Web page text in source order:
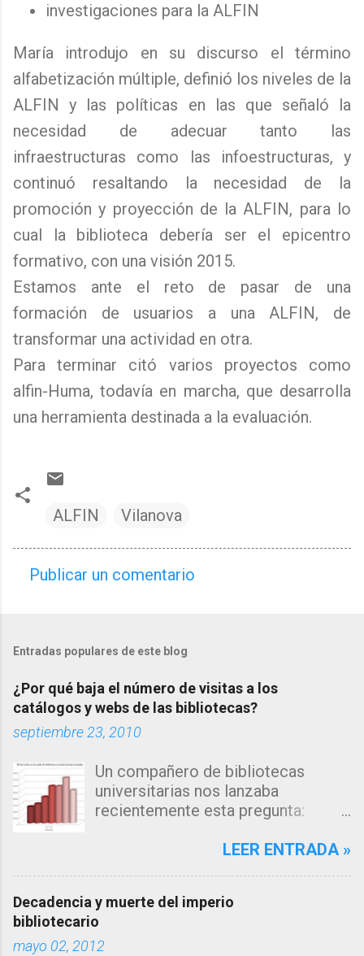
investigaciones para la ALFIN
María introdujo en su discurso el término
alfabetización múltiple, definió los niveles de la
ALFIN y las políticas en las que señaló la
necesidad de adecuar tanto las
infraestructuras como las infoestructuras, y
continuó resaltando la necesidad de la
promoción y proyección de la ALFIN, para lo
cual la biblioteca debería ser el epicentro
formativo, con una visión 2015.
Estamos ante el reto de pasar de una
formación de usuarios a una ALFIN, de
transformar una actividad en otra.
Para terminar citó varios proyectos como
alfin-Huma, todavía en marcha, que desarrolla
una herramienta destinada a la evaluación.
ALFIN Vilanova
e
t
a
i
Publicar un comentario
Entradas populares de este blog
¿Por qué baja el número de visitas a los
catálogos y webs de las bibliotecas?
septiembre 23, 2010
Un compañero de bibliotecas
universitarias nos lanzaba
recientemente esta pregunta:
en el número de consultas, tanto a
últimos años... me inclino a pensar
que la explicación estará en los
algoritmos de búsqueda de los
LEER ENTRADA »
Decadencia y muerte del imperio
bibliotecario
mayo 02, 2012